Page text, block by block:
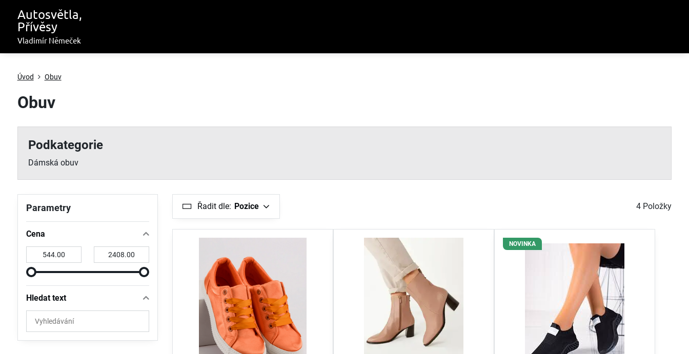
Autosvětla,
Přívěsy
Vladimír Němeček
Úvod Obuv
Obuv
Podkategorie
Dámská obuv
Řadit dle: Pozice 4 Položky
NOVINKA
Parametry
Cena
Hledat text
Prohledat
výsledky
filtru